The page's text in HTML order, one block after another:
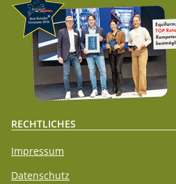
RECHTLICHES
Impressum
Datenschutz